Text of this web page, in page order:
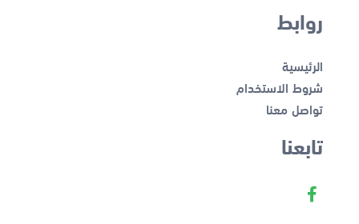
روابط
الرئيسية
شروط الاستخدام
تواصل معنا
تابعنا